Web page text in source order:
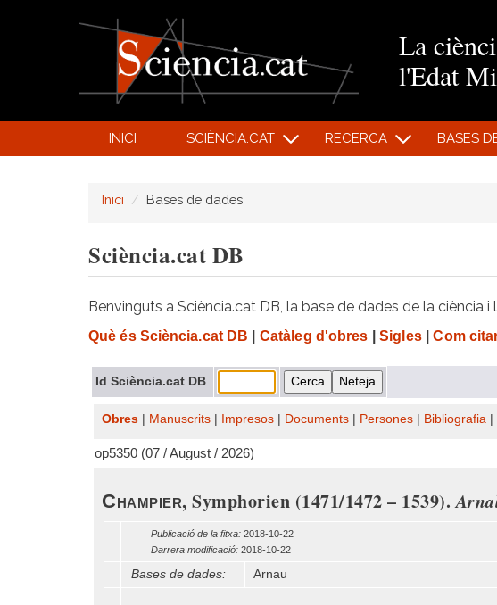
La
l'Edat
INICI SCIÈNCIA.CAT RECERCA BASES
Inici Bases de dades
Sciència.cat DB
Benvinguts a Sciència.cat DB, la base de dades de la ciència
Què és Sciència.cat DB Catàleg d'obres Sigles| Com
Id Sciència.cat DB
Obres Manuscrits Impresos Documents Persones Bibliografia
op5350 (07 / August / 2026)
Champier, Symphorien (1471/1472 – 1539).
Publicació de la fitxa: 2018-10-22
Darrera modificació: 2018-10-22
Bases de dades: Arnau